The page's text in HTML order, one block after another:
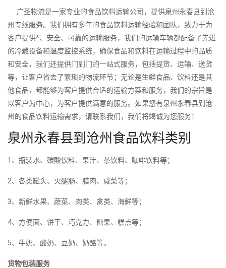
广圣物流是一家专业的食品饮料运输公司，提供泉州永春县到沧
州专线服务。我们拥有多年的食品饮料运输经验和团队，致力于为
客户提供*、安全、可靠的运输服务，我们的运输车辆都配备了先进
的冷藏设备和温度监控系统，确保食品和饮料在运输过程中的品质
和安全，我们还提供门到门的一站式服务，包括提货、运输、送货
等，让客户省去了繁琐的物流环节；无论是生鲜食品、饮料还是其
他食品，都能够为客户提供合适的运输方案和服务，我们的宗旨是
以客户为中心，为客户提供满意的服务。如果您有泉州永春县到沧
州的食品饮料运输需求，请联系我们，我们将竭诚为您服务！
泉州永春县到沧州食品饮料类别
1、瓶装水、碳酸饮料、果汁、茶饮料、咖啡饮料等；
2、各类罐头、火腿肠、腊肉、咸菜等；
3、新鲜水果、蔬菜、肉类、禽类、海鲜等；
4、方便面、饼干、巧克力、糖果、糕点等；
5、牛奶、酸奶、豆奶、奶酪等。
货物包装服务